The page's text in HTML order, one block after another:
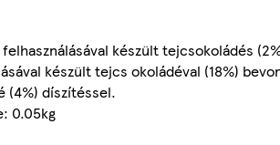
készült tejcsokoládés
készült tejcs okoládéval (18%)
(4%) díszítéssel.
0.05kg